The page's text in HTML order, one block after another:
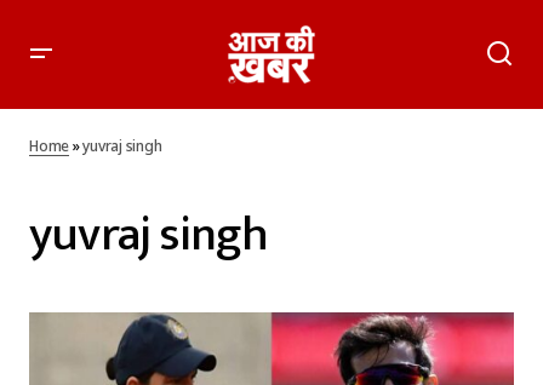
Home»yuvraj singh
yuvraj singh